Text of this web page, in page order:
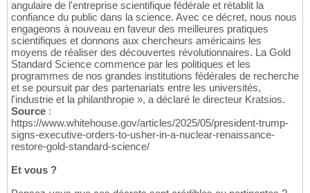
angulaire de l'entreprise scientifique fédérale et rétablit la
confiance du public dans la science. Avec ce décret, nous nous
engageons à nouveau en faveur des meilleures pratiques
scientifiques et donnons aux chercheurs américains les
moyens de réaliser des découvertes révolutionnaires. La Gold
Standard Science commence par les politiques et les
programmes de nos grandes institutions fédérales de recherche
et se poursuit par des partenariats entre les universités,
l'industrie et la philanthropie », a déclaré le directeur Kratsios.
Source :
https://www.whitehouse.gov/articles/2025/05/president-trump-
signs-executive-orders-to-usher-in-a-nuclear-renaissance-
restore-gold-standard-science/
Et vous ?